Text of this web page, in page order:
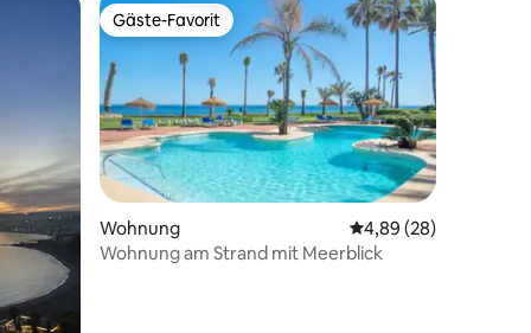
Bewertungen
Gäste-Favorit
Gäste-Favorit
Wohnung Durchschnittliche
4,89 (28)
Wohnung am Strand mit Meerblick